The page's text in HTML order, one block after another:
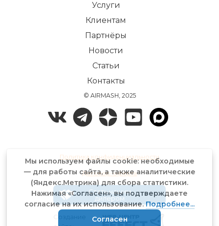
© AIRMASH, 2025
Услуги
Клиентам
Партнёры
Новости
Статьи
Контакты
Политика конфиденциальности
Договор-оферта
Стать нашим
дилером
Мы используем файлы cookie: необходимые
— для работы сайта, а также аналитические
(Яндекс.Метрика) для сбора статистики.
Нажимая «Согласен», вы подтверждаете
согласие на их использование.Подробнее...
Согласен